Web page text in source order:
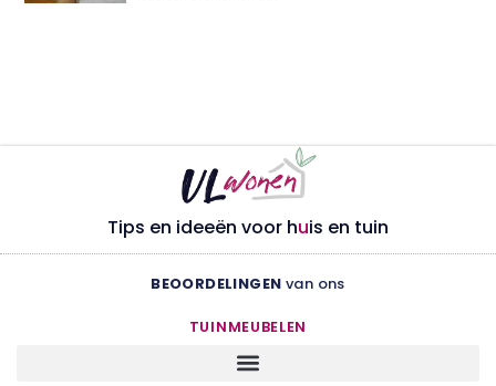
Tips en ideeën voor huis en tuin
BEOORDELINGEN van ons
TUINMEUBELEN